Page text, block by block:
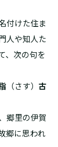
付けた住ま
人や知人た
、次の句を
（さす） 古
郷里の伊賀
郷に思われ